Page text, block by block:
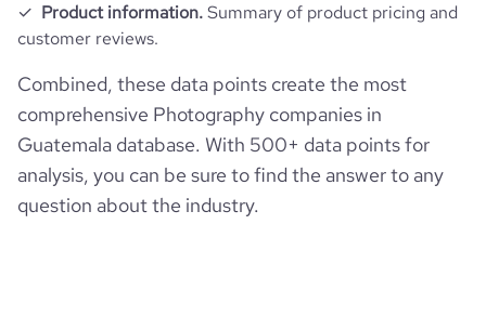
Product information.Summary of product pricing and
customer reviews.
Combined, these data points create the most
comprehensive Photography companies in
Guatemala database. With 500+ data points for
analysis, you can be sure to find the answer to any
question about the industry.